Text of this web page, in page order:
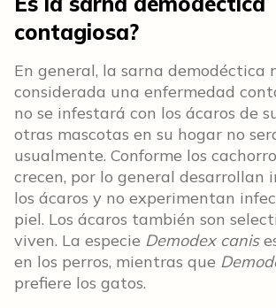
contagiosa?
En general, la sarna demodéctica
considerada una enfermedad
no se infestará con los ácaros de
otras mascotas en su hogar no
usualmente. Conforme los
crecen, por lo general desarrollan
los ácaros y no experimentan
piel. Los ácaros también son
viven. La especie Demodex canis
en los perros, mientras que
prefiere los gatos.